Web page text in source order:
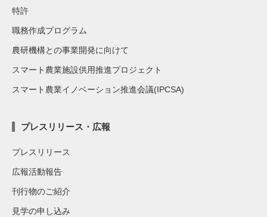
特許
職務作成プログラム
農研機構との事業開発に向けて
スマート農業施設供用推進プロジェクト
スマート農業イノベーション推進会議(IPCSA)
プレスリリース・広報
プレスリリース
広報活動報告
刊行物のご紹介
見学の申し込み